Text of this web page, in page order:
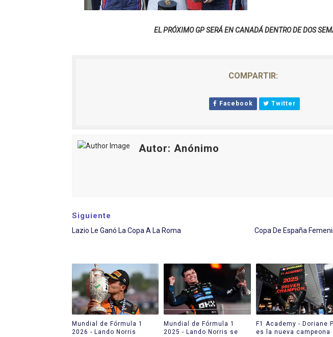
EL PRÓXIMO GP SERÁ EN CANADÁ DENTRO DE DOS
COMPARTIR:
Facebook Twitter
Autor: Anónimo
Siguiente
Lazio Le Ganó La Copa A La Roma
Copa De España
Mundial de Fórmula 1
2026 - Lando Norris
Mundial de Fórmula 1
2025 - Lando Norris se
F1 Academy - Doriane
es la nueva campeona